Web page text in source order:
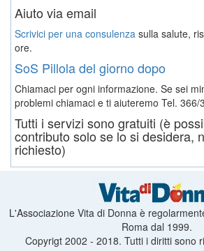
Aiuto via email
Scrivici per una consulenza sulla salute,
ore.
SoS Pillola del giorno dopo
Chiamaci per ogni informazione. Se sei
problemi chiamaci e ti aiuteremo Tel. 366/
Tutti i servizi sono gratuiti (è
contributo solo se lo si desidera,
richiesto)
L'Associazione Vita di Donna è
Roma dal 1999.
Copyrigt 2002 - 2018. Tutti i diritti sono